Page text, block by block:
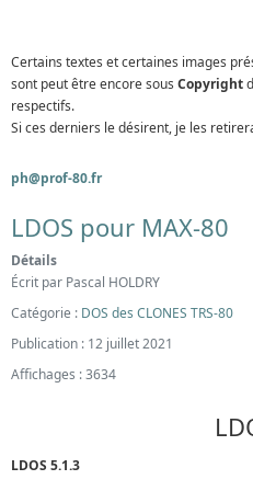
Certains textes et certaines images
sont peut être encore sous Copyright
respectifs.
Si ces derniers le désirent, je les
ph@prof-80.fr
LDOS pour MAX-80
Détails
Écrit par Pascal HOLDRY
Catégorie : DOS des CLONES TRS-80
Publication : 12 juillet 2021
Affichages : 3634
LDOS 5.1.3